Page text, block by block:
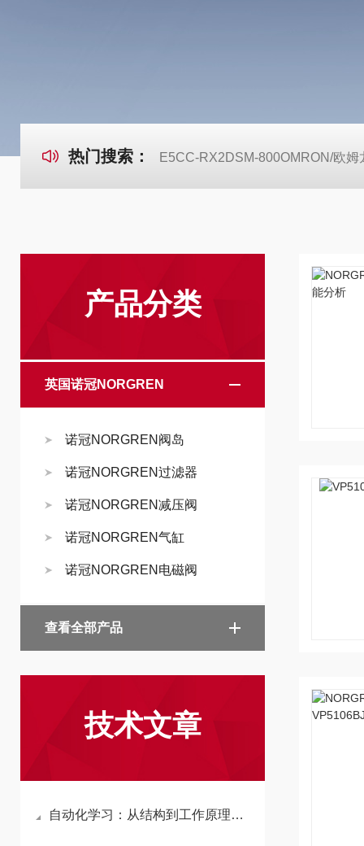
热门搜索： E5CC-RX2DSM-800OMRON/欧
产品分类
英国诺冠NORGREN
诺冠NORGREN阀岛
诺冠NORGREN过滤器
诺冠NORGREN减压阀
诺冠NORGREN气缸
诺冠NORGREN电磁阀
查看全部产品
技术文章
自动化学习：从结构到工作原理详解诺冠NORGREN电磁阀